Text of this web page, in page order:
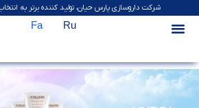
شرکت داروسازی پارس حیان، تولید کننده برتر به
Fa Ru